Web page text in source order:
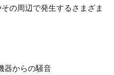
の周辺で発生するさまざま
器からの騒音